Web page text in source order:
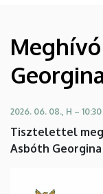
nyilvános
vita
2026. 06. 08., H – 10:30
Tisztelettel
Asbóth